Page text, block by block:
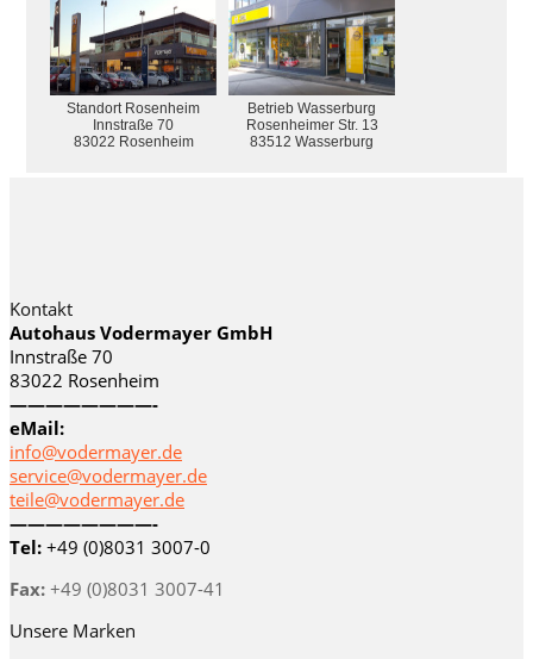
Kontakt
Autohaus Vodermayer GmbH
Innstraße 70
83022 Rosenheim
————————-
eMail:
info@vodermayer.de
service@vodermayer.de
teile@vodermayer.de
————————-
Tel: +49 (0)8031 3007-0
Fax: +49 (0)8031 3007-41
Unsere Marken